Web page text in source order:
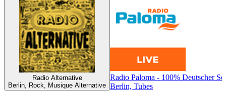
Radio Alternative
Berlin, Rock, Musique Alternative
Radio Paloma - 100% Deutscher
Berlin, Tubes